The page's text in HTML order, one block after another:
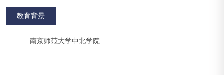
教育背景
南京师范大学中北学院